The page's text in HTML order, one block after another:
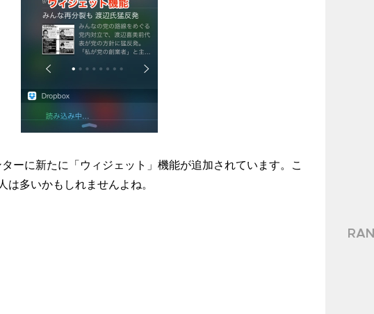
ターに新たに「ウィジェット」機能が追加されています。こ
多いかもしれませんよね。